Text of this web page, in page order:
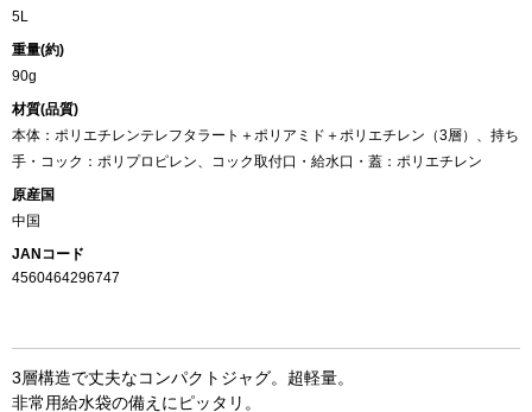
5L
重量(約)
90g
材質(品質)
本体：ポリエチレンテレフタラート＋ポリアミド＋ポリエチレン（3層）、持ち
手・コック：ポリプロピレン、コック取付口・給水口・蓋：ポリエチレン
原産国
中国
JANコード
4560464296747
3層構造で丈夫なコンパクトジャグ。超軽量。
非常用給水袋の備えにピッタリ。